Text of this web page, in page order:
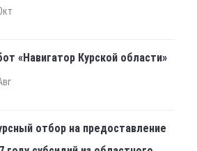
«Навигатор Курской области»
отбор на предоставление